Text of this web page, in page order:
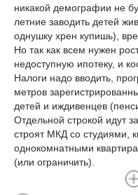
никакой демографии не
летние заводить детей
однушку хрен купишь),
Но так как всем нужен
недоступную ипотеку, и
Налоги надо вводить,
метров
детей и иждивенцев
Отдельной строкой идут
строят МКД со студиями,
однокомнатными
(или ограничить).